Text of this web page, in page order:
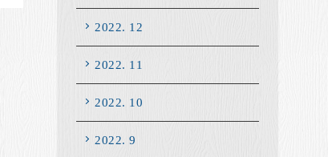
2022. 12
2022. 11
2022. 10
2022. 9